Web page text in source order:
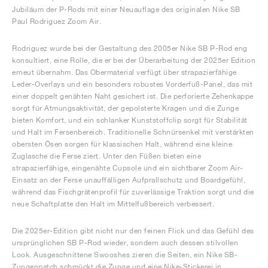
Jubiläum der P-Rods mit einer Neuauflage des originalen Nike SB
Paul Rodriguez Zoom Air.
Rodriguez wurde bei der Gestaltung des 2005er Nike SB P-Rod eng
konsultiert, eine Rolle, die er bei der Überarbeitung der 2025er Edition
erneut übernahm. Das Obermaterial verfügt über strapazierfähige
Leder-Overlays und ein besonders robustes Vorderfuß-Panel, das mit
einer doppelt genähten Naht gesichert ist. Die perforierte Zehenkappe
sorgt für Atmungsaktivität, der gepolsterte Kragen und die Zunge
bieten Komfort, und ein schlanker Kunststoffclip sorgt für Stabilität
und Halt im Fersenbereich. Traditionelle Schnürsenkel mit verstärkten
obersten Ösen sorgen für klassischen Halt, während eine kleine
Zuglasche die Ferse ziert. Unter den Füßen bieten eine
strapazierfähige, eingenähte Cupsole und ein sichtbarer Zoom Air-
Einsatz an der Ferse unauffälligen Aufprallschutz und Boardgefühl,
während das Fischgrätenprofil für zuverlässige Traktion sorgt und die
neue Schaftplatte den Halt im Mittelfußbereich verbessert.
Die 2025er-Edition gibt nicht nur den feinen Flick und das Gefühl des
ursprünglichen SB P-Rod wieder, sondern auch dessen stilvollen
Look. Ausgeschnittene Swooshes zieren die Seiten, ein Nike SB-